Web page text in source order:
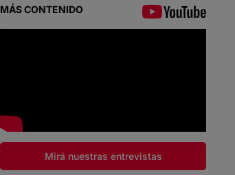
MÁS CONTENIDO
Mirá nuestras entrevistas